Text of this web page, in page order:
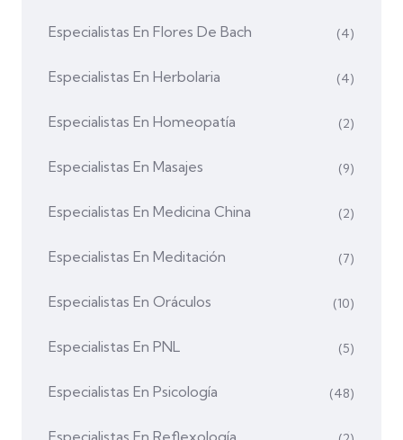
Especialistas En Flores De Bach (4)
Especialistas En Herbolaria (4)
Especialistas En Homeopatía (2)
Especialistas En Masajes (9)
Especialistas En Medicina China (2)
Especialistas En Meditación (7)
Especialistas En Oráculos (10)
Especialistas En PNL (5)
Especialistas En Psicología (48)
Especialistas En Reflexología